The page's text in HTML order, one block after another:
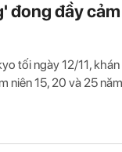
đong đầy
tối ngày 12/11,
niên 15, 20 và 25